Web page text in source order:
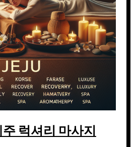
럭셔리 마사지